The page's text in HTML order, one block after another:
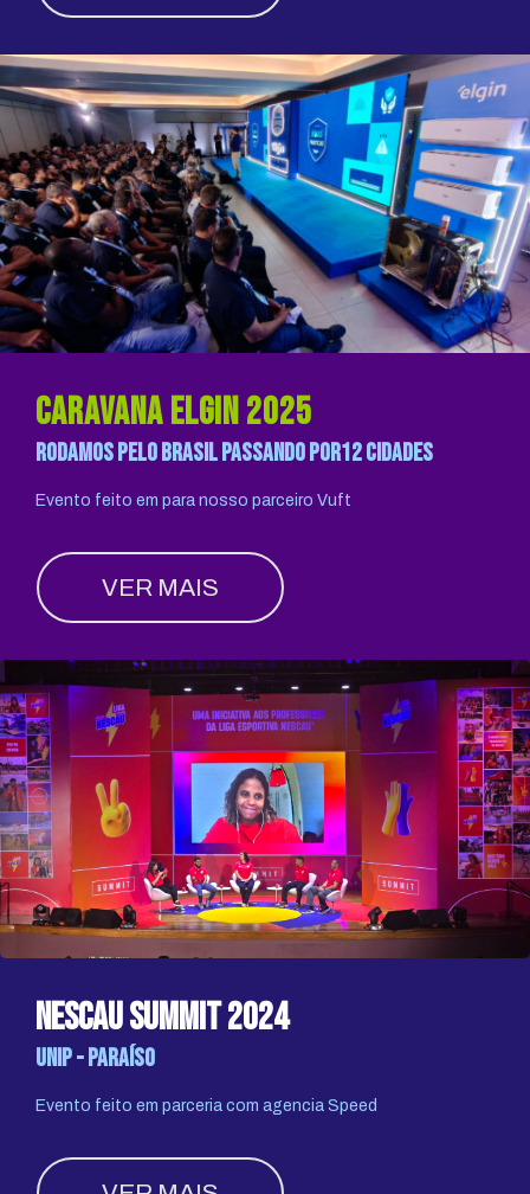
caravana elgin 2025
rodamos pelo brasil passando por12 cidades
Evento feito em para nosso parceiro Vuft
VER MAIS
Nescau summit 2024
UNIP - PARAÍSO
Evento feito em parceria com agencia Speed